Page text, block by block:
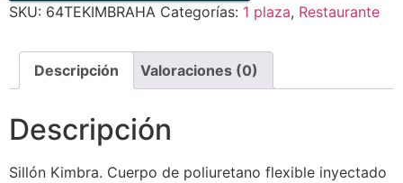
SKU: 64TEKIMBRAHA Categorías: 1 plaza, Restaurante
Descripción Valoraciones (0)
Descripción
Sillón Kimbra. Cuerpo de poliuretano flexible inyectado